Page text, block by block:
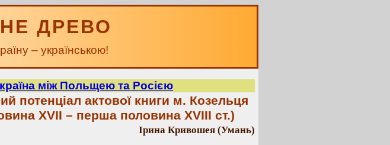
ДРЕВО
– українською!
між Польщею та Росією
потенціал актової книги м. Козельця
XVII – перша половина XVIII ст.)
Ірина Кривошея (Умань)